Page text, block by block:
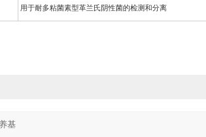
用于耐多粘菌素型革兰氏阴性菌的检测和分离